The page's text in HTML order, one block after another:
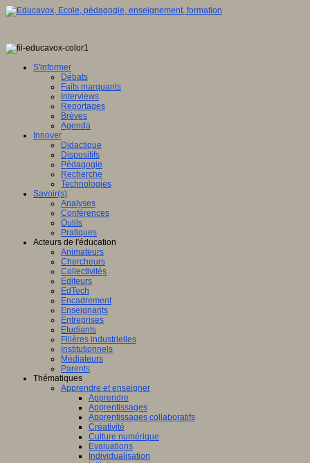
S'informer
Débats
Faits marquants
Interviews
Reportages
Brèves
Agenda
Innover
Didactique
Dispositifs
Pédagogie
Recherche
Technologies
Savoir(s)
Analyses
Conférences
Outils
Pratiques
Acteurs de l'éducation
Animateurs
Chercheurs
Collectivités
Editeurs
EdTech
Encadrement
Enseignants
Entreprises
Etudiants
Filières industrielles
Institutionnels
Médiateurs
Parents
Thématiques
Apprendre et enseigner
Apprendre
Apprentissages
Apprentissages collaboratifs
Créativité
Culture numérique
Evaluations
Individualisation